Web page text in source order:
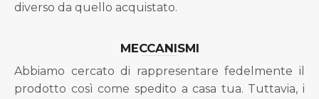
diverso da quello acquistato.
MECCANISMI
Abbiamo cercato di rappresentare fedelmente il
prodotto così come spedito a casa tua. Tuttavia, i